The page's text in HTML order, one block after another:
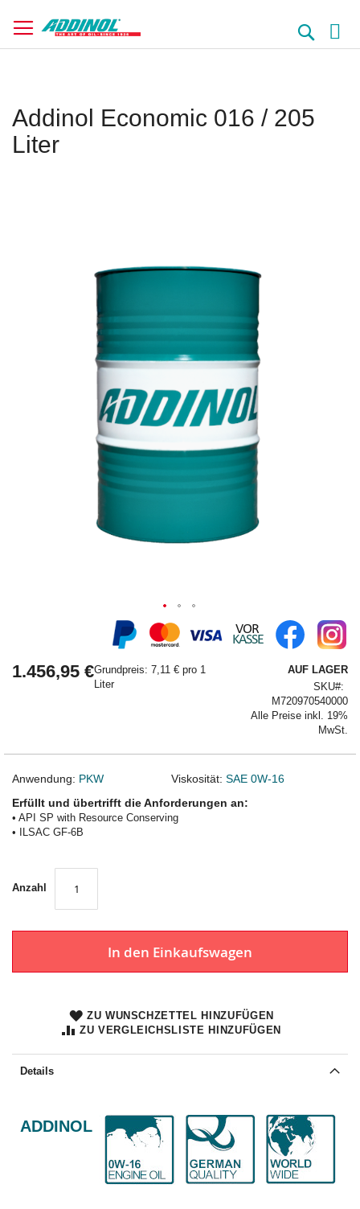
zum
Inhalt
Suche
Addinol Economic 016 / 205
Liter
1.456,95 €Grundpreis: 7,11 € pro 1
Liter
AUF LAGER
SKU
M720970540000
Alle Preise inkl. 19%
MwSt.
Anwendung: PKW Viskosität: SAE 0W-16
Erfüllt und übertrifft die Anforderungen an:
• API SP with Resource Conserving
• ILSAC GF-6B
Anzahl
In den Einkaufswagen
ZU WUNSCHZETTEL HINZUFÜGEN
ZU VERGLEICHSLISTE HINZUFÜGEN
der
Bildergalerie
Details
ADDINOL